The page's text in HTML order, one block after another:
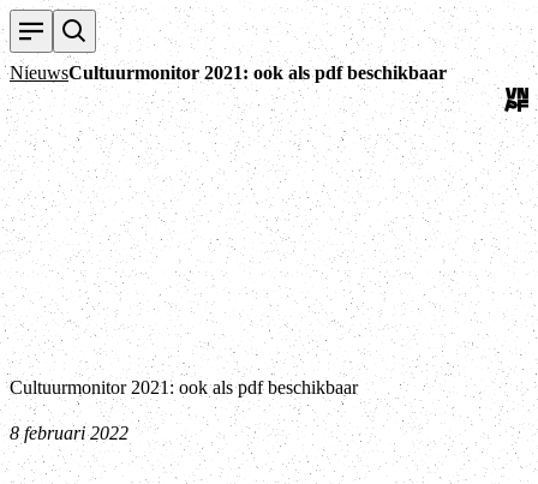
NieuwsCultuurmonitor 2021: ook als pdf beschikbaar
Cultuurmonitor 2021: ook als pdf beschikbaar
8 februari 2022